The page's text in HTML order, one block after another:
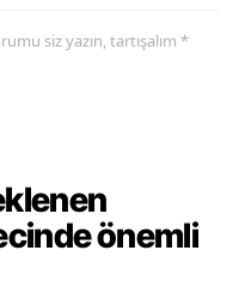
siz yazın, tartışalım *
önemli